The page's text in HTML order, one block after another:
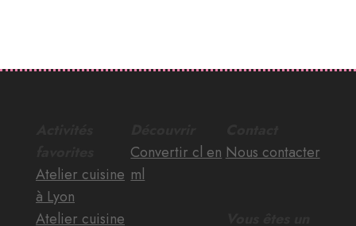
Atelier cuisine
à Lyon
Atelier cuisine
Convertir cl en
ml
Nous contacter